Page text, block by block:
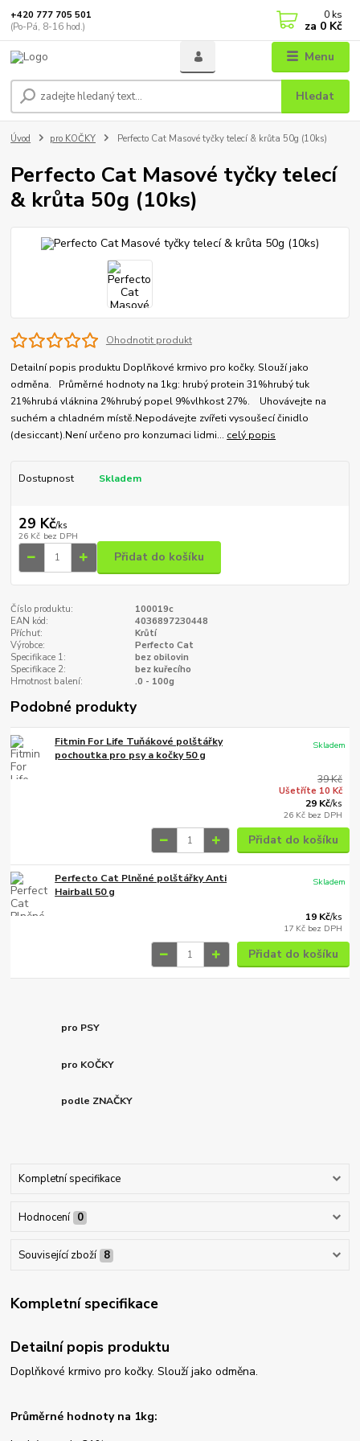
Menu
Hledat
+420 777 705 501
(Po-Pá, 8-16 hod.)
0 ks
za 0 Kč
Úvod pro KOČKY Perfecto Cat Masové tyčky telecí & krůta 50g (10ks)
Perfecto Cat Masové tyčky telecí
& krůta 50g (10ks)
Ohodnotit produkt
Detailní popis produktu Doplňkové krmivo pro kočky. Slouží jako
odměna. Průměrné hodnoty na 1kg: hrubý protein 31%hrubý tuk
21%hrubá vláknina 2%hrubý popel 9%vlhkost 27%. Uhovávejte na
suchém a chladném místě.Nepodávejte zvířeti vysoušecí činidlo
(desiccant).Není určeno pro konzumaci lidmi... celý popis
Dostupnost Skladem
29 Kč/ks
26 Kč bez DPH
Přidat do košíku
Číslo produktu:
100019c
EAN kód:
4036897230448
Příchuť:
Krůtí
Výrobce:
Perfecto Cat
Specifikace 1:
bez obilovin
Specifikace 2:
bez kuřecího
Hmotnost balení:
.0 - 100g
Podobné produkty
Fitmin For Life Tuňákové polštářky
pochoutka pro psy a kočky 50 g
39 Kč
Ušetříte 10 Kč
29 Kč/ks
26 Kč bez DPH
Skladem
Přidat do košíku
Perfecto Cat Plněné polštářky Anti
Hairball 50 g
19 Kč/ks
17 Kč bez DPH
Skladem
Přidat do košíku
pro PSY
pro KOČKY
podle ZNAČKY
Kompletní specifikace
Hodnocení 0
Související zboží 8
Kompletní specifikace
Detailní popis produktu
Doplňkové krmivo pro kočky. Slouží jako odměna.
Průměrné hodnoty na 1kg: